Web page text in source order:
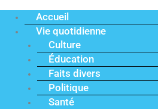
Accueil
Vie quotidienne
Culture
Éducation
Faits divers
Politique
Santé